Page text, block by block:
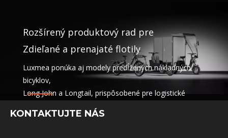
Rozšírený produktový rad pre
Zdieľané a prenajaté flotily
Luxmea ponúka aj modely predĺžených nákladných
bicyklov,
Long John a Longtail, prispôsobené pre logistické
zdieľanie služieb a prenájom vozového parku. Tieto
KONTAKTUJTE NÁS